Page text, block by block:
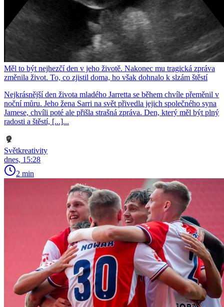
Měl to být nejhezčí den v jeho životě. Nakonec mu tragická zpráva
změnila život. To, co zjistil doma, ho však dohnalo k slzám štěstí
Nejkrásnější den života mladého Jarretta se během chvíle přeměnil v
noční můru. Jeho žena Sarri na svět přivedla jejich společného syna
Jamese, chvíli poté ale přišla strašná zpráva. Den, který měl být plný
radosti a štěstí, [...]...
Světkreativity
dnes, 15:28
2 min